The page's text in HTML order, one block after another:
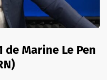
de Marine Le Pen